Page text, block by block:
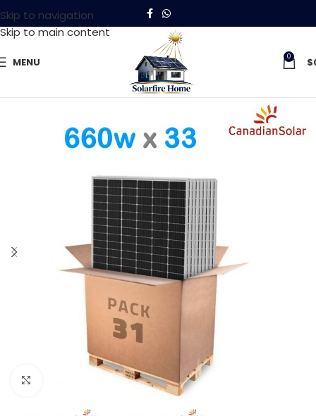
Skip to navigation
Skip to main content
MENU 0 $
Click to enlarge